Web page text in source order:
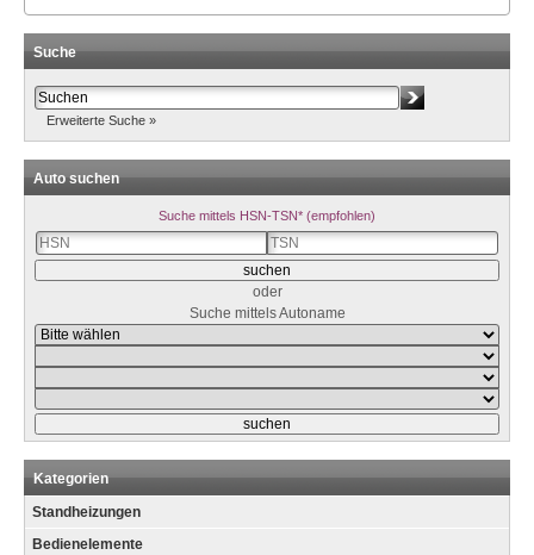
Suche
Erweiterte Suche »
Auto suchen
Suche mittels HSN-TSN* (empfohlen)
oder
Suche mittels Autoname
Kategorien
Standheizungen
Bedienelemente